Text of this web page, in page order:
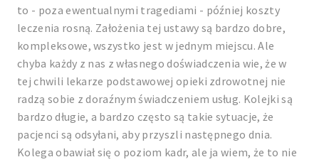
to - poza ewentualnymi tragediami - później koszty
leczenia rosną. Założenia tej ustawy są bardzo dobre,
kompleksowe, wszystko jest w jednym miejscu. Ale
chyba każdy z nas z własnego doświadczenia wie, że w
tej chwili lekarze podstawowej opieki zdrowotnej nie
radzą sobie z doraźnym świadczeniem usług. Kolejki są
bardzo długie, a bardzo często są takie sytuacje, że
pacjenci są odsyłani, aby przyszli następnego dnia.
Kolega obawiał się o poziom kadr, ale ja wiem, że to nie